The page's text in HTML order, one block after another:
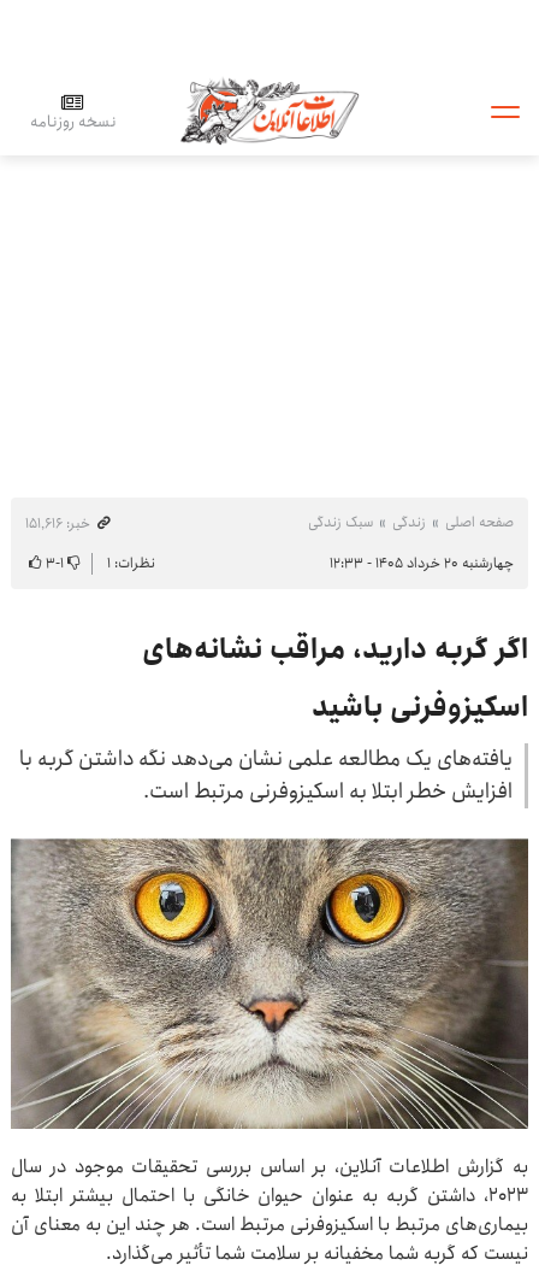
نسخه روزنامه
صفحه اصلی زندگی سبک زندگی
خبر: ۱۵۱٬۶۱۶
چهارشنبه ۲۰ خرداد ۱۴۰۵ - ۱۲:۳۳
نظرات: ۱ ۱-۳
اگر گربه دارید، مراقب نشانه‌های
اسکیزوفرنی باشید
یافته‌های یک مطالعه‌ علمی نشان می‌دهد نگه داشتن گربه با
افزایش خطر ابتلا به اسکیزوفرنی مرتبط است.
به گزارش اطلاعات آنلاین، بر اساس بررسی تحقیقات موجود در سال
۲۰۲۳، داشتن گربه به عنوان حیوان خانگی با احتمال بیشتر ابتلا به
بیماری‌های مرتبط با اسکیزوفرنی مرتبط است. هر چند این به معنای آن
نیست که گربه شما مخفیانه بر سلامت شما تأثیر می‌گذارد.